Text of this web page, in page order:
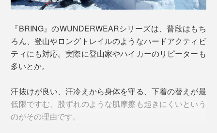
って古着などの繊維から作られた、再生素材。ウールと
も早く乾きます。
2. ホールガーメント製法
『BRING』のWUNDERWEARシリーズは、普段はもち
ろん、登山やロングトレイルのようなハードアクティビ
ティにも対応。実際に登山家やハイカーのリピーターも
多いとか。
汗抜けが良い、汗冷えから身体を守る、下着の替えが最
低限ですむ、股ずれのような肌摩擦も起きにくいという
のがその理由です。